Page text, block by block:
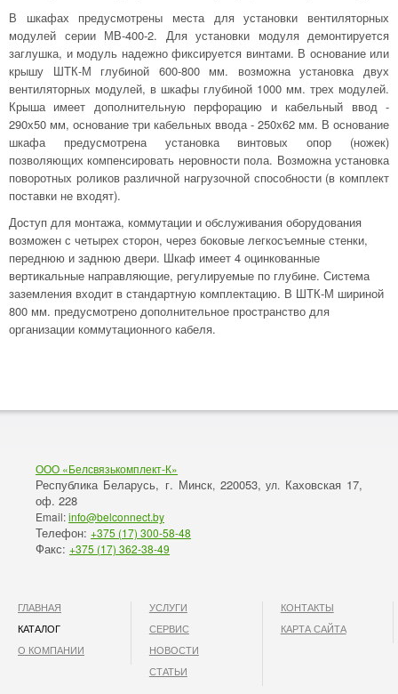
В шкафах предусмотрены места для установки вентиляторных
модулей серии МВ-400-2. Для установки модуля демонтируется
заглушка, и модуль надежно фиксируется винтами. В основание или
крышу ШТК-М глубиной 600-800 мм. возможна установка двух
вентиляторных модулей, в шкафы глубиной 1000 мм. трех модулей.
Крыша имеет дополнительную перфорацию и кабельный ввод -
290х50 мм, основание три кабельных ввода - 250х62 мм. В основание
шкафа предусмотрена установка винтовых опор (ножек)
позволяющих компенсировать неровности пола. Возможна установка
поворотных роликов различной нагрузочной способности (в комплект
поставки не входят).
Доступ для монтажа, коммутации и обслуживания оборудования
возможен с четырех сторон, через боковые легкосъемные стенки,
переднюю и заднюю двери. Шкаф имеет 4 оцинкованные
вертикальные направляющие, регулируемые по глубине. Система
заземления входит в стандартную комплектацию. В ШТК-М шириной
800 мм. предусмотрено дополнительное пространство для
организации коммутационного кабеля.
ООО «Белсвязькомплект-К»
Республика Беларусь, г. Минск, 220053, ул. Каховская 17,
оф. 228
Email:info@belconnect.by
Телефон: +375 (17) 300-58-48
Факс: +375 (17) 362-38-49
ГЛАВНАЯ
КАТАЛОГ
О КОМПАНИИ
УСЛУГИ
СЕРВИС
НОВОСТИ
СТАТЬИ
КОНТАКТЫ
КАРТА САЙТА